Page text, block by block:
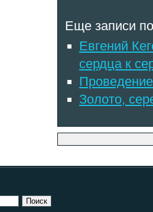
Еще записи
Евгений
сердца к
Золото,
Поиск